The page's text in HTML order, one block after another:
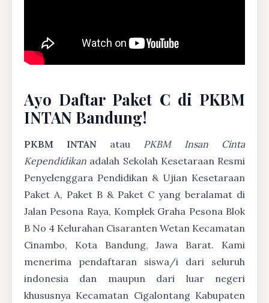
Ayo Daftar Paket C di PKBM
INTAN Bandung!
PKBM INTAN atau PKBM Insan Cinta
Kependidikan adalah Sekolah Kesetaraan Resmi
Penyelenggara Pendidikan & Ujian Kesetaraan
Paket A, Paket B & Paket C yang beralamat di
Jalan Pesona Raya, Komplek Graha Pesona Blok
B No 4 Kelurahan Cisaranten Wetan Kecamatan
Cinambo, Kota Bandung, Jawa Barat. Kami
menerima pendaftaran siswa/i dari seluruh
indonesia dan maupun dari luar negeri
khususnya Kecamatan Cigalontang Kabupaten